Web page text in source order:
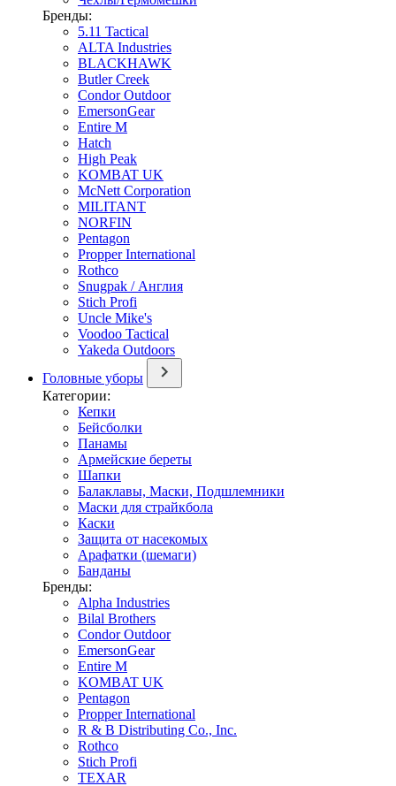
Бренды:
5.11 Tactical
ALTA Industries
BLACKHAWK
Butler Creek
Condor Outdoor
EmersonGear
Entire M
Hatch
High Peak
KOMBAT UK
McNett Corporation
MILITANT
NORFIN
Pentagon
Propper International
Rothco
Snugpak / Англия
Stich Profi
Uncle Mike's
Voodoo Tactical
Yakeda Outdoors
Головные уборы
Категории:
Кепки
Бейсболки
Панамы
Армейские береты
Шапки
Балаклавы, Маски, Подшлемники
Маски для страйкбола
Каски
Защита от насекомых
Арафатки (шемаги)
Банданы
Бренды:
Alpha Industries
Bilal Brothers
Condor Outdoor
EmersonGear
Entire M
KOMBAT UK
Pentagon
Propper International
R & B Distributing Co., Inc.
Rothco
Stich Profi
TEXAR